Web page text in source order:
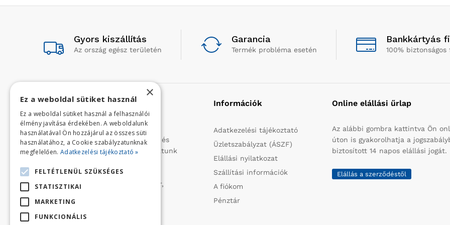
Gyors kiszállítás
Az ország egész területén
Garancia
Termék probléma esetén
Bankkártyás
100% biztonságos
Rólunk
Profilunk a mezőgazdasági, kerti
kisgépek és egyéb iparcikkek kis- és
nagykereskedelme. 1991 óta folytatunk
Olaszországból származó
vízszivattyúkat (DAB, Tesla, Leader,
robbanómotoros fűnyírókat kerti
traktorokat (MTD, Husqvarna),
Információk
Adatkezelési tájékoztató
Üzletszabályzat (ÁSZF)
Elállási nyilatkozat
Szállítási információk
A fiókom
Pénztár
Online elállási űrlap
Az alábbi gombra kattintva Ön
úton is gyakorolhatja a
biztosított 14 napos elállási jogát.
Elállás a szerződéstől
×
Ez a weboldal sütiket használ
Ez a weboldal sütiket használ a felhasználói
élmény javítása érdekében. A weboldalunk
használatával Ön hozzájárul az összes süti
használatához, a Cookie szabályzatunknak
megfelelően. Adatkezelési tájékoztató »
FELTÉTLENÜL SZÜKSÉGES
STATISZTIKAI
MARKETING
FUNKCIONÁLIS